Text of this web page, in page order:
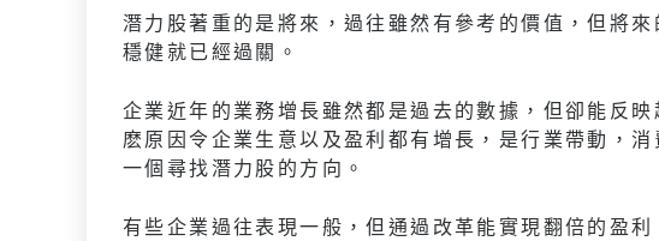
潛力股著重的是將來，過往雖然有參考的價值，但將
穩健就已經過關。
企業近年的業務增長雖然都是過去的數據，但卻能反
麽原因令企業生意以及盈利都有增長，是行業帶動，
一個尋找潛力股的方向。
有些企業過往表現一般，但通過改革能實現翻倍的盈